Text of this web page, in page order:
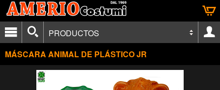
PRODUCTOS
MÁSCARA ANIMAL DE PLÁSTICO JR